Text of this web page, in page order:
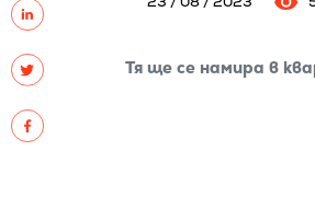
Тя ще се намира в